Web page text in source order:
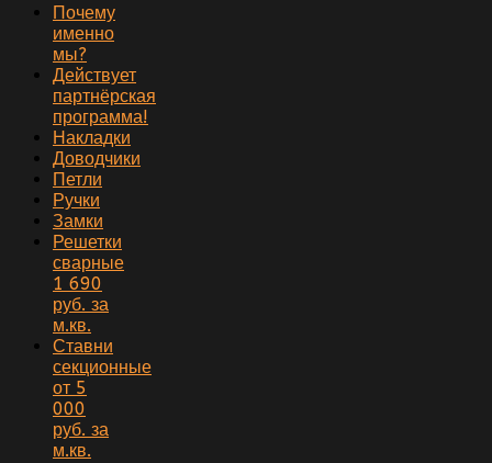
Почему
именно
мы?
Действует
партнёрская
программа!
Накладки
Доводчики
Петли
Ручки
Замки
Решетки
сварные
1 690
руб. за
м.кв.
Ставни
секционные
от 5
000
руб. за
м.кв.